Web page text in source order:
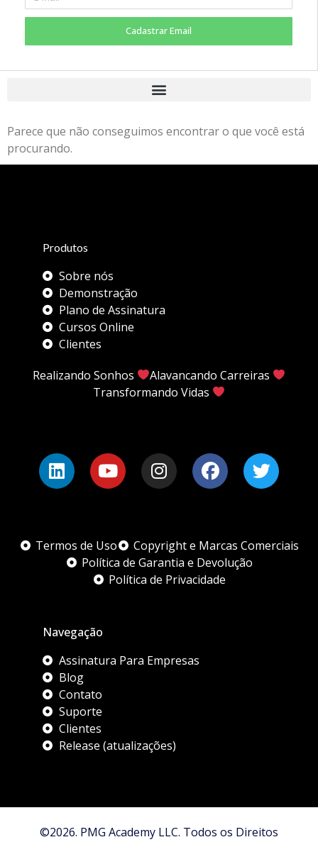
Cadastrar Email
Parece que não conseguimos encontrar o que você está
procurando.
Produtos
Sobre nós
Demonstração
Plano de Assinatura
Cursos Online
Clientes
Realizando Sonhos
Alavancando Carreiras
Transformando Vidas
Termos de Uso
Copyright e Marcas Comerciais
Política de Garantia e Devolução
Política de Privacidade
Navegação
Assinatura Para Empresas
Blog
Contato
Suporte
Clientes
Release (atualizações)
©2026. PMG Academy LLC. Todos os Direitos